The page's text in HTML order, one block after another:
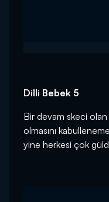
Dilli Bebek 5
Bir devam skeci
olmasını
yine herkesi çok